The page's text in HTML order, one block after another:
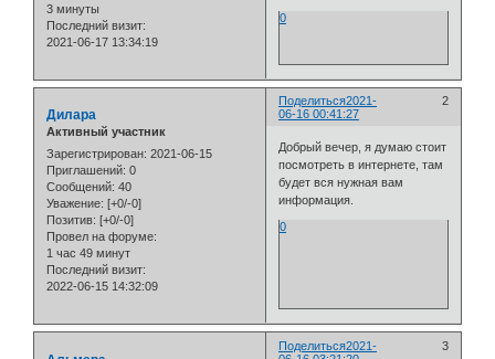
3 минуты
Последний визит:
2021-06-17 13:34:19
0
Поделиться 2
2021-
06-16 00:41:27
Дилара
Активный участник
Зарегистрирован: 2021-06-15
Приглашений: 0
Сообщений: 40
Уважение: [+0/-0]
Позитив: [+0/-0]
Провел на форуме:
1 час 49 минут
Последний визит:
2022-06-15 14:32:09
Добрый вечер, я думаю стоит
посмотреть в интернете, там
будет вся нужная вам
информация.
0
Поделиться 3
2021-